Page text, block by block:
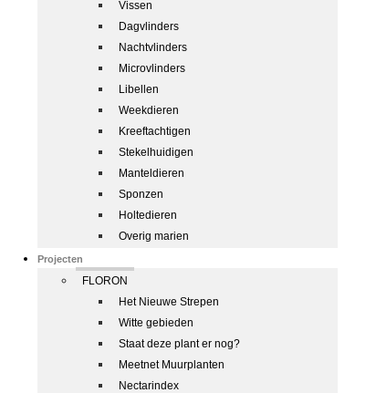
Vissen
Dagvlinders
Nachtvlinders
Microvlinders
Libellen
Weekdieren
Kreeftachtigen
Stekelhuidigen
Manteldieren
Sponzen
Holtedieren
Overig marien
Projecten
FLORON
Het Nieuwe Strepen
Witte gebieden
Staat deze plant er nog?
Meetnet Muurplanten
Nectarindex